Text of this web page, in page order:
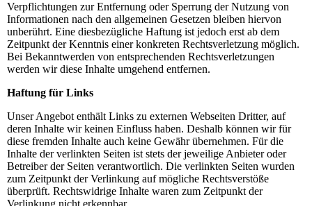
Verpflichtungen zur Entfernung oder Sperrung der Nutzung von
Informationen nach den allgemeinen Gesetzen bleiben hiervon
unberührt. Eine diesbezügliche Haftung ist jedoch erst ab dem
Zeitpunkt der Kenntnis einer konkreten Rechtsverletzung möglich.
Bei Bekanntwerden von entsprechenden Rechtsverletzungen
werden wir diese Inhalte umgehend entfernen.
Haftung für Links
Unser Angebot enthält Links zu externen Webseiten Dritter, auf
deren Inhalte wir keinen Einfluss haben. Deshalb können wir für
diese fremden Inhalte auch keine Gewähr übernehmen. Für die
Inhalte der verlinkten Seiten ist stets der jeweilige Anbieter oder
Betreiber der Seiten verantwortlich. Die verlinkten Seiten wurden
zum Zeitpunkt der Verlinkung auf mögliche Rechtsverstöße
überprüft. Rechtswidrige Inhalte waren zum Zeitpunkt der
Verlinkung nicht erkennbar.